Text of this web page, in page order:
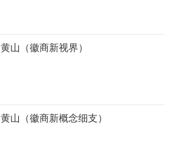
黄山（徽商新视界）
黄山（徽商新概念细支）